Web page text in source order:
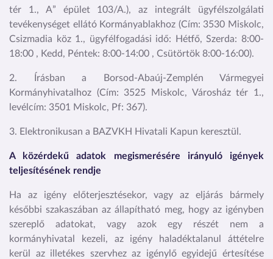
tér 1., A” épület 103/A.), az integrált ügyfélszolgálati
tevékenységet ellátó Kormányablakhoz (Cím: 3530 Miskolc,
Csizmadia köz 1., ügyfélfogadási idő: Hétfő, Szerda: 8:00-
18:00 , Kedd, Péntek: 8:00-14:00 , Csütörtök 8:00-16:00).
2. Írásban a Borsod-Abaúj-Zemplén Vármegyei
Kormányhivatalhoz (Cím: 3525 Miskolc, Városház tér 1.,
levélcím: 3501 Miskolc, Pf: 367).
3. Elektronikusan a BAZVKH Hivatali Kapun keresztül.
A közérdekű adatok megismerésére irányuló igények
teljesítésének rendje
Ha az igény előterjesztésekor, vagy az eljárás bármely
későbbi szakaszában az állapítható meg, hogy az igényben
szereplő adatokat, vagy azok egy részét nem a
kormányhivatal kezeli, az igény haladéktalanul áttételre
kerül az illetékes szervhez az igénylő egyidejű értesítése